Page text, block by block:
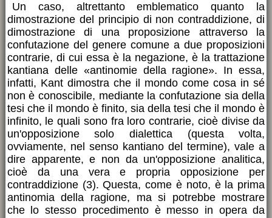
Un caso, altrettanto emblematico quanto la
dimostrazione del principio di non contraddizione, di
dimostrazione di una proposizione attraverso la
confutazione del genere comune a due proposizioni
contrarie, di cui essa è la negazione, è la trattazione
kantiana delle «antinomie della ragione». In essa,
infatti, Kant dimostra che il mondo come cosa in sé
non è conoscibile, mediante la confutazione sia della
tesi che il mondo è finito, sia della tesi che il mondo è
infinito, le quali sono fra loro contrarie, cioè divise da
un'opposizione solo dialettica (questa volta,
ovviamente, nel senso kantiano del termine), vale a
dire apparente, e non da un'opposizione analitica,
cioè da una vera e propria opposizione per
contraddizione (3). Questa, come è noto, è la prima
antinomia della ragione, ma si potrebbe mostrare
che lo stesso procedimento è messo in opera da